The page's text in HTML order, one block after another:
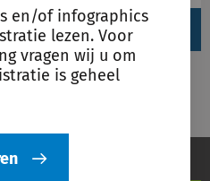
en/of infographics
lezen. Voor
vragen wij u om
is geheel